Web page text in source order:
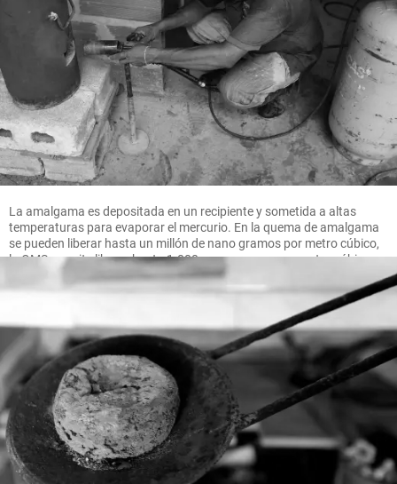
La amalgama es depositada en un recipiente y sometida a altas
temperaturas para evaporar el mercurio. En la quema de amalgama
se pueden liberar hasta un millón de nano gramos por metro cúbico,
la OMS permite liberar hasta 1.000 nano gramos por metro cúbico.